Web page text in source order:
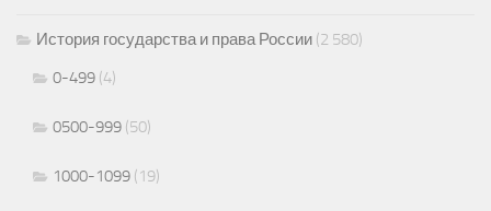
История государства и права России (2 580)
0-499 (4)
0500-999 (50)
1000-1099 (19)